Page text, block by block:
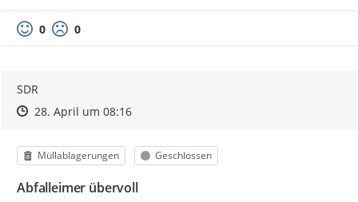
0 0
SDR
Zeitpunkt des Erstellens
Zeitpunkt des Erstellens
28. April um 08:16Zur Äußerung
Kategorie
Müllablagerungen Status
Geschlossen
Abfalleimer übervoll